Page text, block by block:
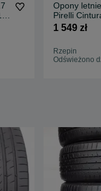
Opony
Pirelli
215/40r18
1 549 zł
Rzepin
Odświeżono